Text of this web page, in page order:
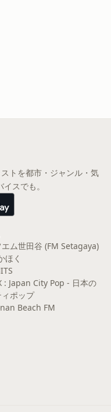
トを都市・ジャンル・気
スでも。
エム世田谷 (FM Setagaya)
ほく
: Japan City Pop - 日本の
ィポップ
Beach FM